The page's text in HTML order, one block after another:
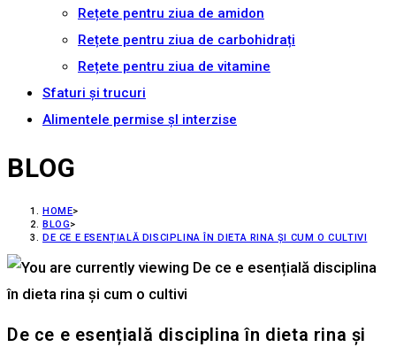
Rețete pentru ziua de amidon
Rețete pentru ziua de carbohidrați
Rețete pentru ziua de vitamine
Sfaturi și trucuri
Alimentele permise șI interzise
BLOG
HOME>
BLOG>
DE CE E ESENȚIALĂ DISCIPLINA ÎN DIETA RINA ȘI CUM O CULTIVI
De ce e esențială disciplina în dieta rina și